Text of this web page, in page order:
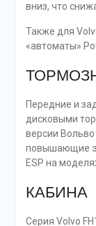
вниз, что
Также для
«автоматы»
Передние и
дисковыми
версии Вольво
повышающие
ESP на
КАБИНА
Серия Volvo